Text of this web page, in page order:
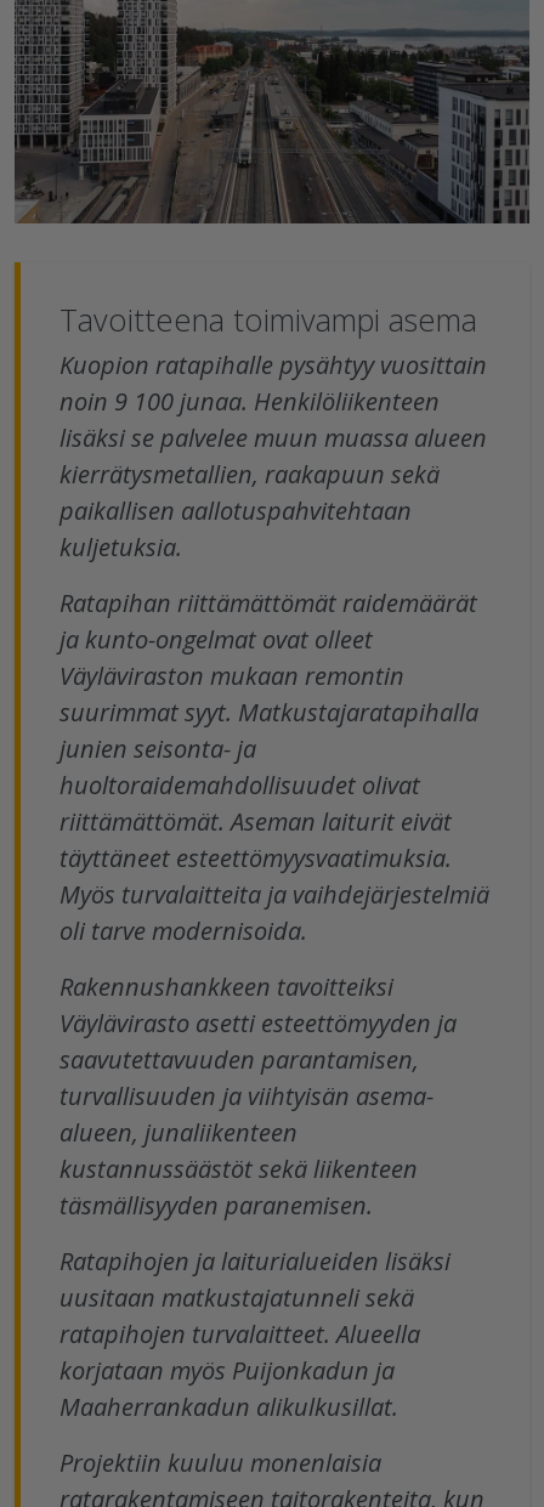
Tavoitteena toimivampi asema
Kuopion ratapihalle pysähtyy vuosittain
noin 9 100 junaa. Henkilöliikenteen
lisäksi se palvelee muun muassa alueen
kierrätysmetallien, raakapuun sekä
paikallisen aallotuspahvitehtaan
kuljetuksia.
Ratapihan riittämättömät raidemäärät
ja kunto-ongelmat ovat olleet
Väyläviraston mukaan remontin
suurimmat syyt. Matkustajaratapihalla
junien seisonta- ja
huoltoraidemahdollisuudet olivat
riittämättömät. Aseman laiturit eivät
täyttäneet esteettömyysvaatimuksia.
Myös turvalaitteita ja vaihdejärjestelmiä
oli tarve modernisoida.
Rakennushankkeen tavoitteiksi
Väylävirasto asetti esteettömyyden ja
saavutettavuuden parantamisen,
turvallisuuden ja viihtyisän asema-
alueen, junaliikenteen
kustannussäästöt sekä liikenteen
täsmällisyyden paranemisen.
Ratapihojen ja laiturialueiden lisäksi
uusitaan matkustajatunneli sekä
ratapihojen turvalaitteet. Alueella
korjataan myös Puijonkadun ja
Maaherrankadun alikulkusillat.
Projektiin kuuluu monenlaisia
ratarakentamiseen taitorakenteita, kun